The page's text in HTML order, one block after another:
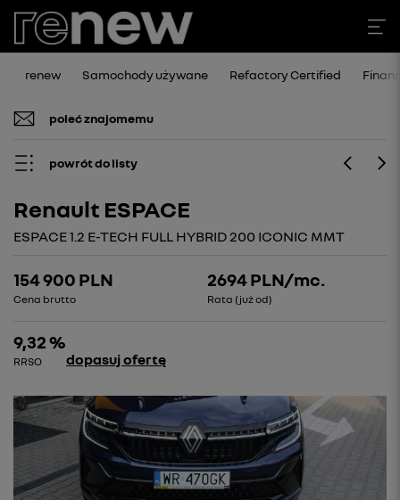
renew Samochody używane Refactory Certified
powrót do listy
poleć znajomemu
Renault ESPACE
ESPACE 1.2 E-TECH FULL HYBRID 200 ICONIC MMT
154 900 PLN
Cena brutto
2694PLN/mc.
Rata (już od)
9,32 %
RRSO dopasuj ofertę